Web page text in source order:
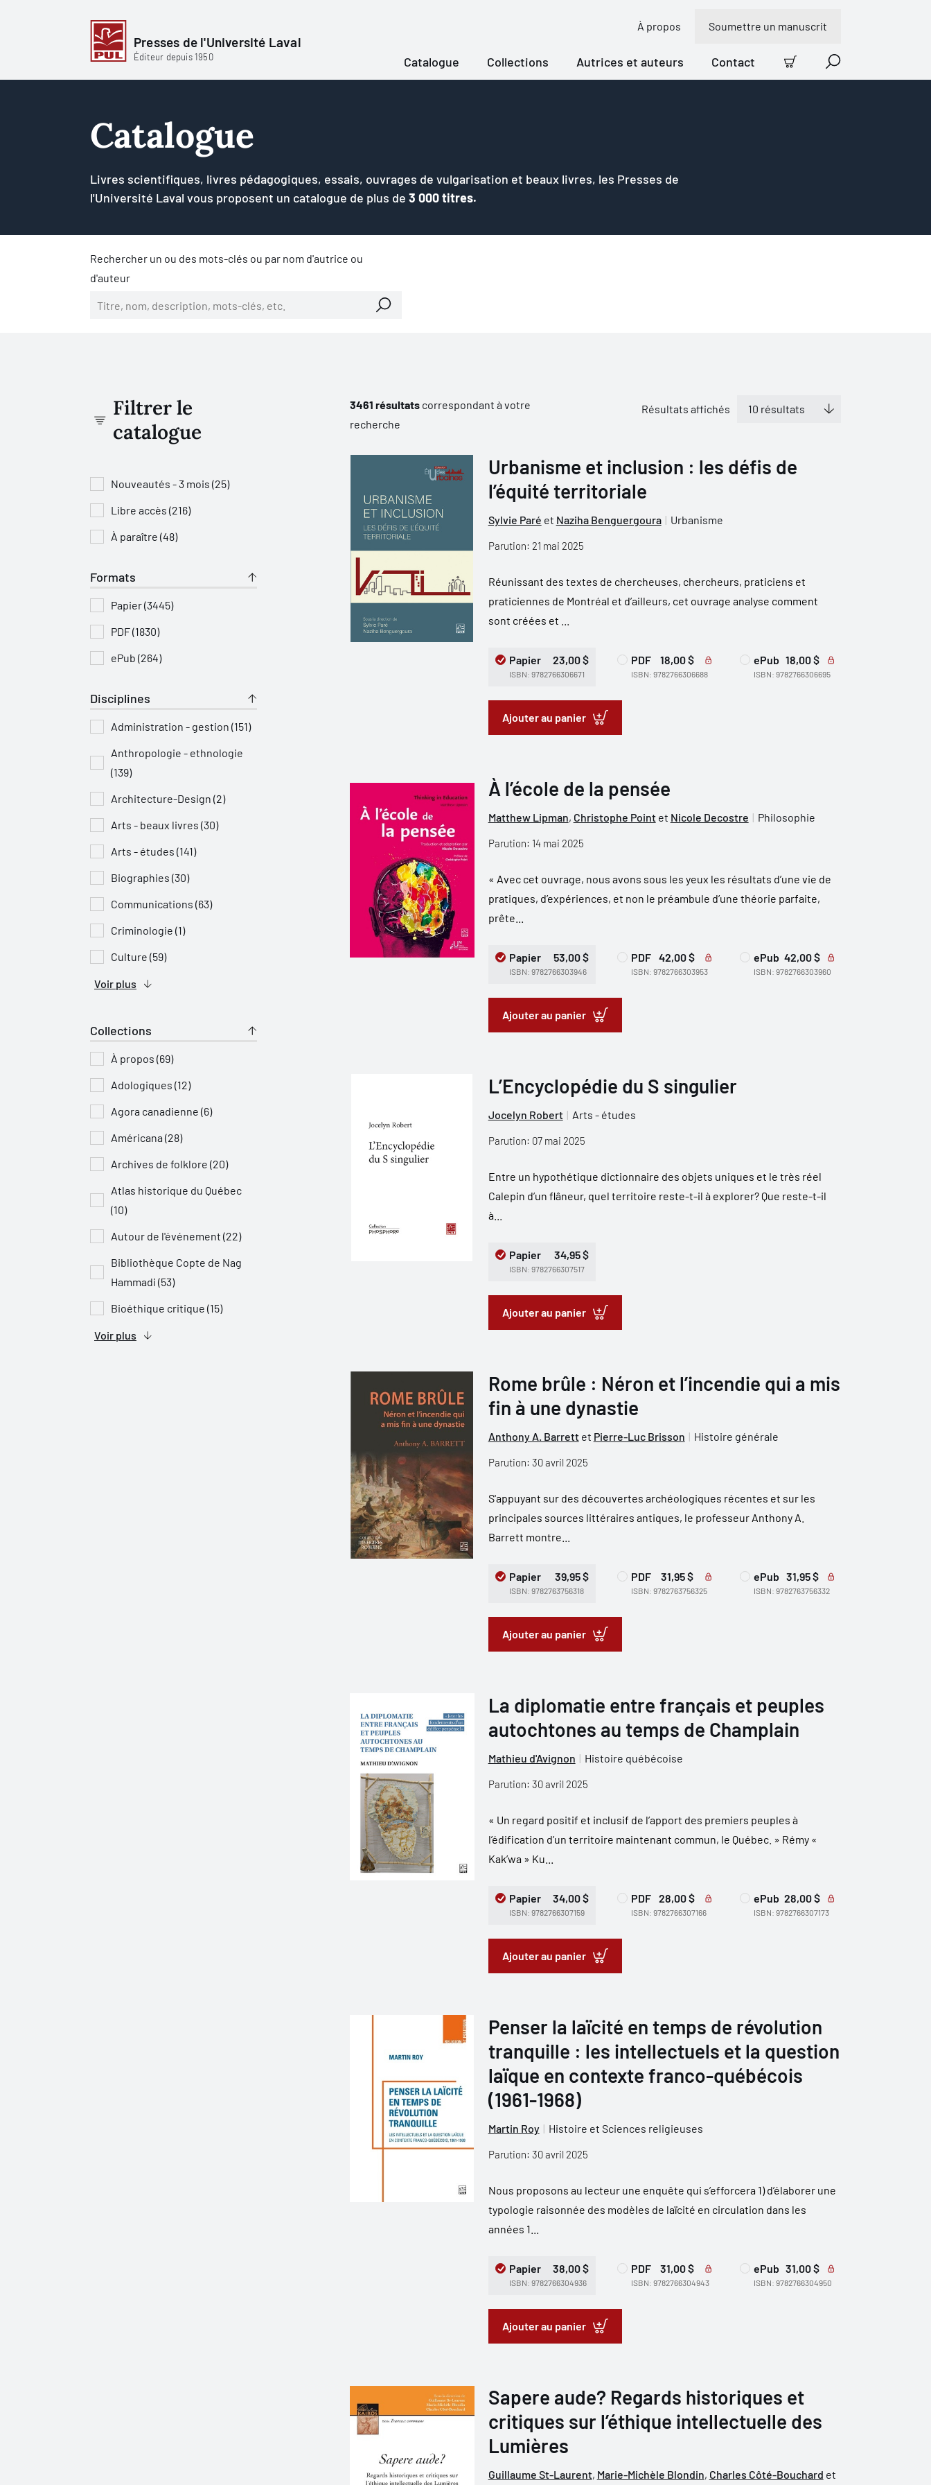
Presses de l'Université Laval
Éditeur depuis 1950
À propos Soumettre un manuscrit
Catalogue Collections Autrices et auteurs Contact
Panier Recherche
Catalogue
Livres scientifiques, livres pédagogiques, essais, ouvrages de vulgarisation et beaux livres, les Presses de
l'Université Laval vous proposent un catalogue de plus de 3 000 titres.
Rechercher un ou des mots-clés ou par nom d'autrice ou
d'auteur
Filtrer le
catalogue
Nouveautés - 3 mois (25)
Libre accès (216)
À paraître (48)
Formats
Papier (3445)
PDF (1830)
ePub (264)
Disciplines
Administration - gestion (151)
Anthropologie - ethnologie
(139)
Architecture-Design (2)
Arts - beaux livres (30)
Arts - études (141)
Biographies (30)
Communications (63)
Criminologie (1)
Culture (59)
Voir plus
Collections
À propos (69)
Adologiques (12)
Agora canadienne (6)
Américana (28)
Archives de folklore (20)
Atlas historique du Québec
(10)
Autour de l'événement (22)
Bibliothèque Copte de Nag
Hammadi (53)
Bioéthique critique (15)
Voir plus
3461 résultatscorrespondant à votre
recherche
Résultats affichés
Urbanisme et inclusion : les défis de
l’équité territoriale
Sylvie Paré et Naziha Benguergoura Urbanisme
Parution: 21 mai 2025
Réunissant des textes de chercheuses, chercheurs, praticiens et
praticiennes de Montréal et d’ailleurs, cet ouvrage analyse comment
sont créées et ...
Papier 23,00 $
ISBN: 9782766306671
PDF 18,00 $
ISBN: 9782766306688
ePub 18,00 $
ISBN: 9782766306695
Ajouter au panier
À l’école de la pensée
Matthew Lipman, Christophe Pointet Nicole Decostre Philosophie
Parution: 14 mai 2025
« Avec cet ouvrage, nous avons sous les yeux les résultats d’une vie de
pratiques, d’expériences, et non le préambule d’une théorie parfaite,
prête...
Papier 53,00 $
ISBN: 9782766303946
PDF 42,00 $
ISBN: 9782766303953
ePub 42,00 $
ISBN: 9782766303960
Ajouter au panier
L’Encyclopédie du S singulier
Jocelyn Robert Arts - études
Parution: 07 mai 2025
Entre un hypothétique dictionnaire des objets uniques et le très réel
Calepin d’un flâneur, quel territoire reste-t-il à explorer? Que reste-t-il
à...
Papier 34,95 $
ISBN: 9782766307517
Ajouter au panier
Rome brûle : Néron et l’incendie qui a mis
fin à une dynastie
Anthony A. Barrettet Pierre-Luc Brisson Histoire générale
Parution: 30 avril 2025
S'appuyant sur des découvertes archéologiques récentes et sur les
principales sources littéraires antiques, le professeur Anthony A.
Barrett montre...
Papier 39,95 $
ISBN: 9782763756318
PDF 31,95 $
ISBN: 9782763756325
ePub 31,95 $
ISBN: 9782763756332
Ajouter au panier
La diplomatie entre français et peuples
autochtones au temps de Champlain
Mathieu d'Avignon Histoire québécoise
Parution: 30 avril 2025
« Un regard positif et inclusif de l’apport des premiers peuples à
l’édification d’un territoire maintenant commun, le Québec. » Rémy «
Kak’wa » Ku...
Papier 34,00 $
ISBN: 9782766307159
PDF 28,00 $
ISBN: 9782766307166
ePub 28,00 $
ISBN: 9782766307173
Ajouter au panier
Penser la laïcité en temps de révolution
tranquille : les intellectuels et la question
laïque en contexte franco-québécois
(1961-1968)
Martin Roy Histoire et Sciences religieuses
Parution: 30 avril 2025
Nous proposons au lecteur une enquête qui s’efforcera 1) d’élaborer une
typologie raisonnée des modèles de laïcité en circulation dans les
années 1...
Papier 38,00 $
ISBN: 9782766304936
PDF 31,00 $
ISBN: 9782766304943
ePub 31,00 $
ISBN: 9782766304950
Ajouter au panier
Sapere aude? Regards historiques et
critiques sur l’éthique intellectuelle des
Lumières
Guillaume St-Laurent, Marie-Michèle Blondin, Charles Côté-Bouchard et